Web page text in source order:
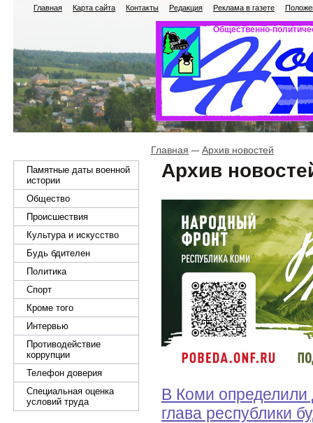
Главная Карта сайта Контакты Редакция Реклама в газете
Общественно-
Памятные даты военной
истории
Общество
Происшествия
Культура и искусство
Будь бдителен
Политика
Спорт
Кроме того
Интервью
Противодействие
коррупции
Телефон доверия
Специальная оценка
условий труда
Главная Архив новостей
Архив
В Коми определили
глава республики